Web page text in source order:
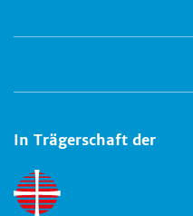
In Trägerschaft der